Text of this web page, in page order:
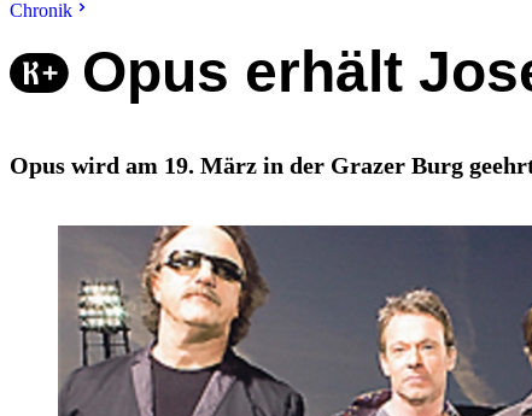
Chronik
Opus erhält
Opus wird am 19. März in der Grazer Burg